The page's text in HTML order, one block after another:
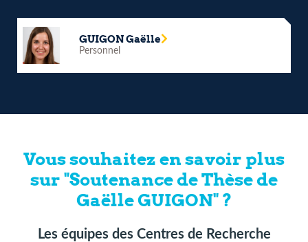
GUIGON Gaëlle
Personnel
Vous souhaitez en savoir plus
sur "Soutenance de Thèse de
Gaëlle GUIGON" ?
Les équipes des Centres de Recherche